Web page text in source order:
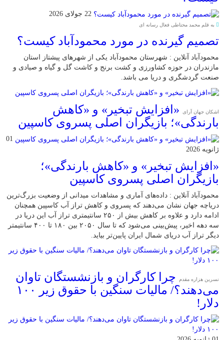
22 جولای 2026
به قلم محمد محتاطی فعال رسانه ای
تصمیم گیرنده در مورد محمودآباد کیست؟
محمودآباد آنلاین : شهرستان محمودآباد یکی از شهرهای پیشتاز استان
مازندران در حوزه کشاورزی و کشت برنج و کاشت گل و گیاه و صیادی و
صنعت گردشگری و دریا می باشد.
اشکان جهان آرای
«افزایش تبخیر» و «کاهش
بارندگی»؛ بازیگران اصلی پسروی کاسپین
01
ژانویه 2026
«افزایش تبخیر» و «کاهش بارندگی»؛
بازیگران اصلی پسروی کاسپین
محمودآباد آنلاین : داده‌های آماری و مشاهدات میدانی از وضعیت بزرگ‌ترین
دریاچه جهان نشان می‌دهند که پسروی و کاهش تراز آب کاسپین همچنان
ادامه دارد و علاوه بر کاهش بیش از ۲۵۰ سانتیمتری تراز آب این دریا در
سه دهه اخیر، پیش‌بینی می‌شود که تا سال ۲۰۵۰ بین ۱۸۰ تا ۴۰۰ سانتیمتر
دیگر تراز آب دریای شمال ایران پایین‌تر بیاید.
نسرین هزاره مقدم
چرا کارگران و بازنشستگان تاوان
می‌دهند؟/ مالیات سنگین با حقوق زیر ۱۰۰
دلار!